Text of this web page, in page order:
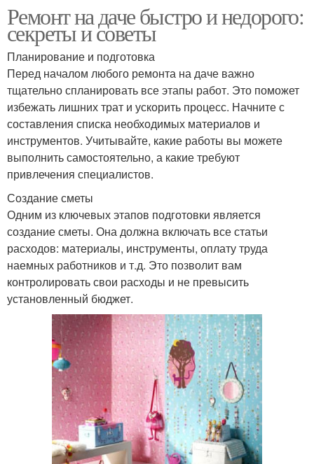
Ремонт на даче быстро и недорого:
секреты и советы
Планирование и подготовка
Перед началом любого ремонта на даче важно
тщательно спланировать все этапы работ. Это поможет
избежать лишних трат и ускорить процесс. Начните с
составления списка необходимых материалов и
инструментов. Учитывайте, какие работы вы можете
выполнить самостоятельно, а какие требуют
привлечения специалистов.
Создание сметы
Одним из ключевых этапов подготовки является
создание сметы. Она должна включать все статьи
расходов: материалы, инструменты, оплату труда
наемных работников и т.д. Это позволит вам
контролировать свои расходы и не превысить
установленный бюджет.